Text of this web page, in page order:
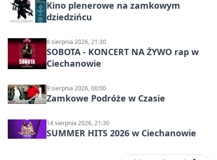
Kino plenerowe na zamkowym
dziedzińcu
8 sierpnia 2026, 21:30
SOBOTA - KONCERT NA ŻYWO rap w
Ciechanowie
9 sierpnia 2026, 00:00
Zamkowe Podróże w Czasie
14 sierpnia 2026, 21:30
SUMMER HITS 2026 w Ciechanowie